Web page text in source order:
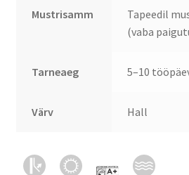
Mustrisamm
Tapeedil
(vaba
Tarneaeg 5–10
Värv Hall